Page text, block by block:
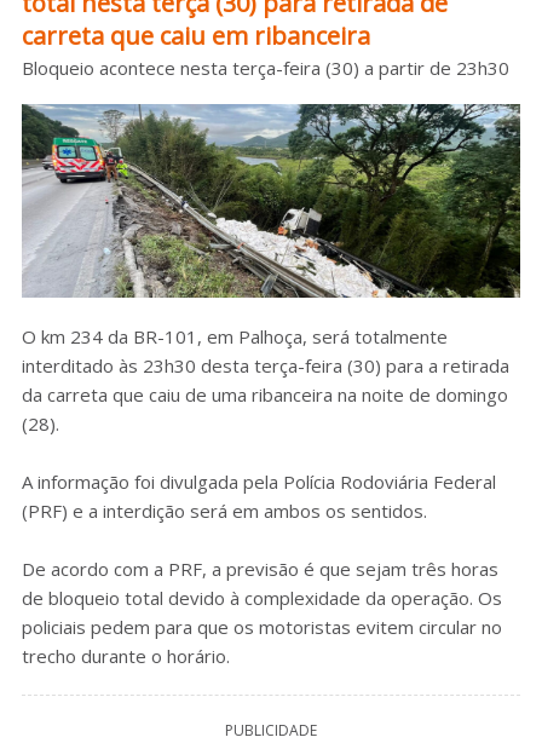
Sobre o HC
carreta que caiu em ribanceira
Bloqueio acontece nesta terça-feira (30) a partir de 23h30
O km 234 da BR-101, em Palhoça, será totalmente
interditado às 23h30 desta terça-feira (30) para a retirada
da carreta que caiu de uma ribanceira na noite de domingo
(28).
A informação foi divulgada pela Polícia Rodoviária Federal
(PRF) e a interdição será em ambos os sentidos.
De acordo com a PRF, a previsão é que sejam três horas
de bloqueio total devido à complexidade da operação. Os
policiais pedem para que os motoristas evitem circular no
trecho durante o horário.
PUBLICIDADE